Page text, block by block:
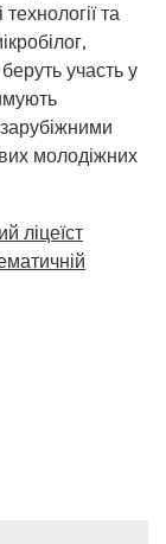
та
участь у
молодіжних
ліцеїст